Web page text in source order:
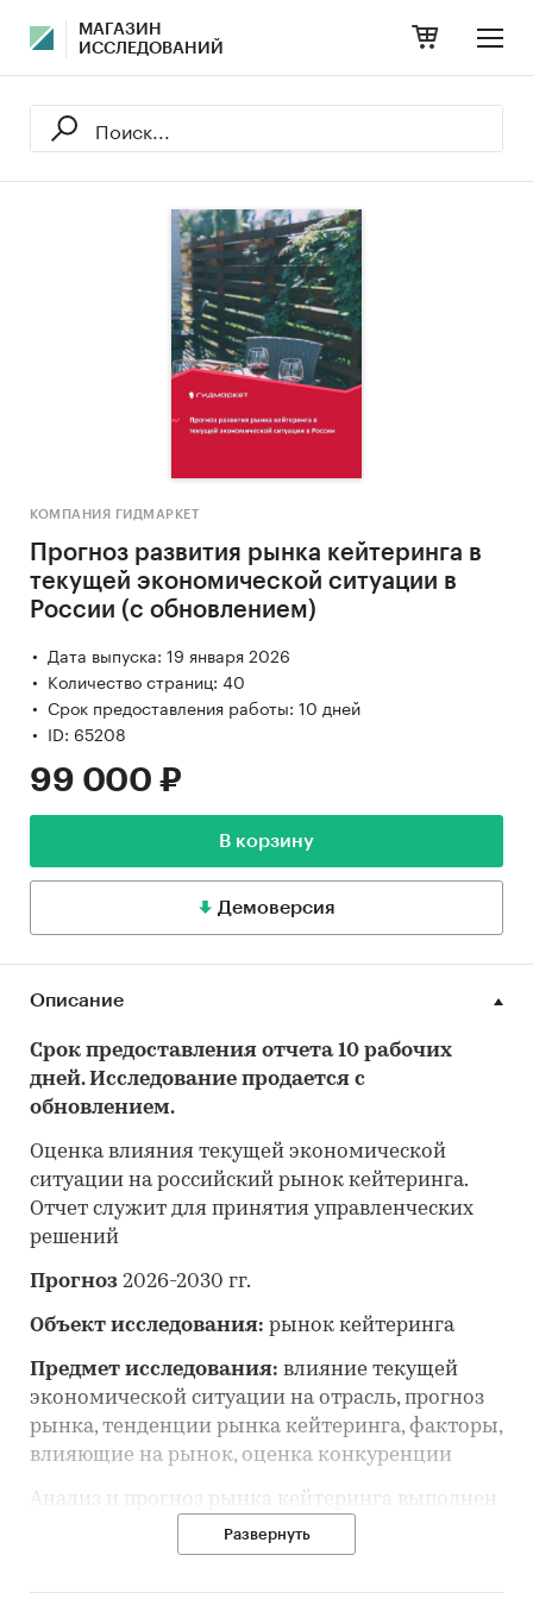
МАГАЗИН
ИССЛЕДОВАНИЙ
КОМПАНИЯ ГИДМАРКЕТ
Прогноз развития рынка кейтеринга в
текущей экономической ситуации в
России (с обновлением)
Дата выпуска: 19 января 2026
Количество страниц: 40
Срок предоставления работы: 10 дней
ID: 65208
99 000 ₽
В корзину
Демоверсия
Описание
Срок предоставления отчета 10 рабочих
дней. Исследование продается с
обновлением.
Оценка влияния текущей экономической
ситуации на российский рынок кейтеринга.
Отчет служит для принятия управленческих
решений
Прогноз 2026-2030 гг.
Объект исследования: рынок кейтеринга
Предмет исследования: влияние текущей
экономической ситуации на отрасль, прогноз
рынка, тенденции рынка кейтеринга, факторы,
влияющие на рынок, оценка конкуренции
Анализ и прогноз рынка кейтеринга выполнен
по рынку в целом, без выделения его
сегментов или изучения отдельных его
Развернуть